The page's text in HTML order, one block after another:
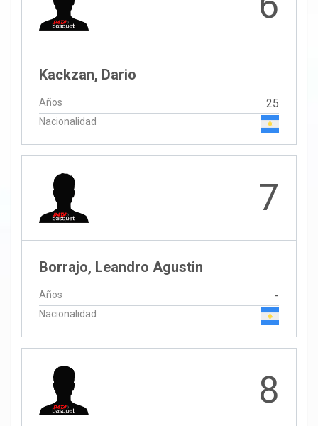
Kackzan, Dario
Años 25
Nacionalidad
7
Borrajo, Leandro Agustin
Años -
Nacionalidad
8